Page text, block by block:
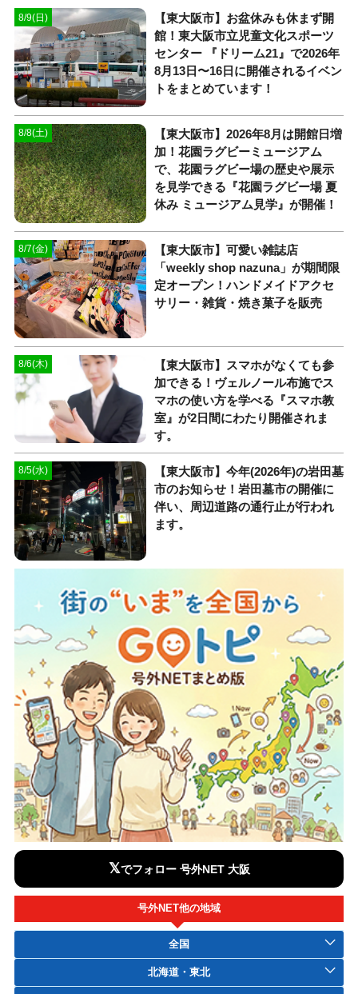
8/9(日)
【東大阪市】お盆休みも休まず開
館！東大阪市立児童文化スポーツ
センター 『ドリーム21』で2026年
8月13日〜16日に開催されるイベン
トをまとめています！
8/8(土)
【東大阪市】2026年8月は開館日増
加！花園ラグビーミュージアム
で、花園ラグビー場の歴史や展示
を見学できる『花園ラグビー場 夏
休み ミュージアム見学』が開催！
8/7(金)
【東大阪市】可愛い雑誌店
「weekly shop nazuna」が期間限
定オープン！ハンドメイドアクセ
サリー・雑貨・焼き菓子を販売
8/6(木)
【東大阪市】スマホがなくても参
加できる！ヴェルノール布施でス
マホの使い方を学べる『スマホ教
室』が2日間にわたり開催されま
す。
8/5(水)
【東大阪市】今年(2026年)の岩田墓
市のお知らせ！岩田墓市の開催に
伴い、周辺道路の通行止が行われ
ます。
𝕏でフォロー 号外NET 大阪
号外NET他の地域
全国
北海道・東北